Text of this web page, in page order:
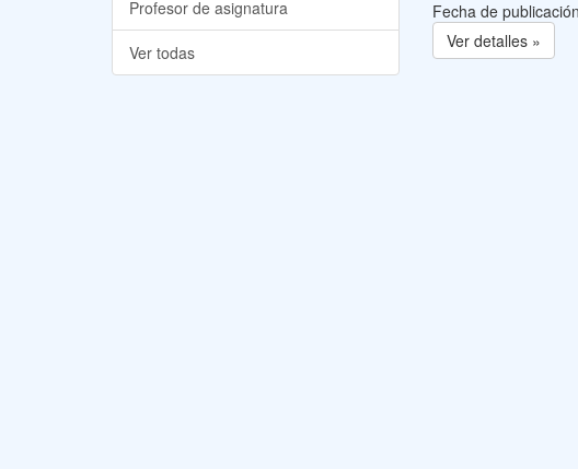
Profesor de asignatura
Ver todas
Fecha de
Ver detalles »